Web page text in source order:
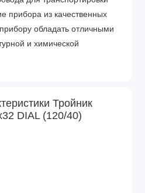
прибора из качественных
обладать отличными
и химической
Тройник
DIAL (120/40)